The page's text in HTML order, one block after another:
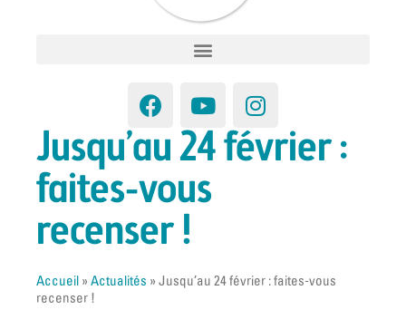
Jusqu’au 24 février :
faites-vous
recenser !
Accueil » Actualités » Jusqu’au 24 février : faites-vous
recenser !